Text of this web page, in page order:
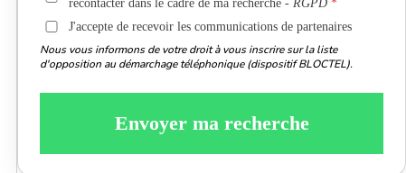
recontacter dans le cadre de ma recherche -RGPD
J'accepte de recevoir les communications de partenaires
Nous vous informons de votre droit à vous inscrire sur la liste
d'opposition au démarchage téléphonique (dispositif BLOCTEL).
Envoyer ma recherche